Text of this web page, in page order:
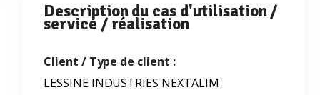
Description du cas d'utilisation /
service / réalisation
Client / Type de client :
LESSINE INDUSTRIES NEXTALIM